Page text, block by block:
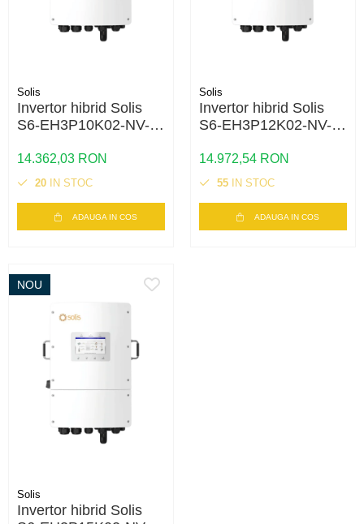
Solis
Invertor hibrid Solis
S6-EH3P10K02-NV-
48V, backup si stocare
energie
14.362,03 RON
20 IN STOC
ADAUGA IN COS
Solis
Invertor hibrid Solis
S6-EH3P12K02-NV-
48V, backup si stocare
energie
14.972,54 RON
55 IN STOC
ADAUGA IN COS
NOU
Solis
Invertor hibrid Solis